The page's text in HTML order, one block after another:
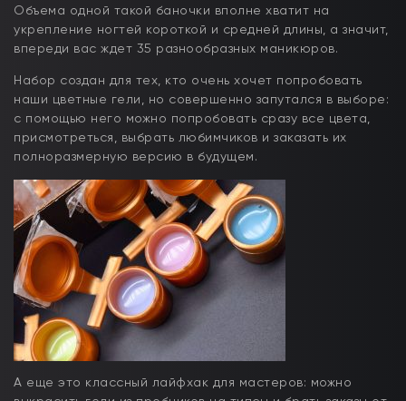
Объема одной такой баночки вполне хватит на
укрепление ногтей короткой и средней длины, а значит,
впереди вас ждет 35 разнообразных маникюров.
Набор создан для тех, кто очень хочет попробовать
наши цветные гели, но совершенно запутался в выборе:
с помощью него можно попробовать сразу все цвета,
присмотреться, выбрать любимчиков и заказать их
полноразмерную версию в будущем.
А еще это классный лайфхак для мастеров: можно